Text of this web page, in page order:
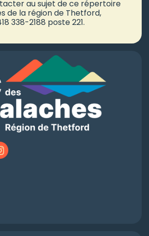
au sujet de ce répertoire
de la région de Thetford,
338-2188 poste 221.